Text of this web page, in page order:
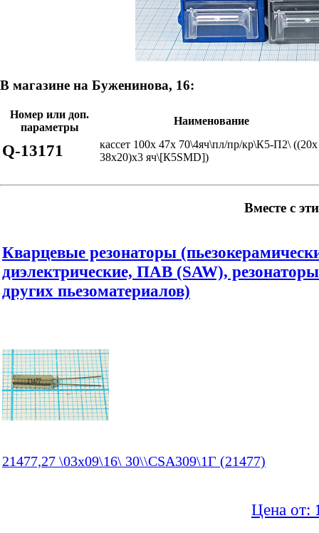
В магазине на Буженинова, 16:
Номер или доп.
параметры
Наименование
Q-13171
кассет 100x 47x 70\4яч\пл/пр/кр\К5-П2\ ((20x
38x20)x3 яч\[К5SMD])
Вместе с
Кварцевые резонаторы
диэлектрические, ПАВ (SAW),
других пьезоматериалов)
21477,27 \03x09\16\ 30\\CSA309\1Г (21477)
Цена от: